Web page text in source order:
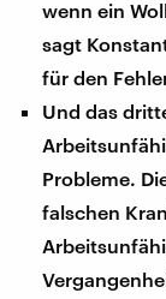
wenn ein
sagt
für den
Und das
Probleme.
falschen